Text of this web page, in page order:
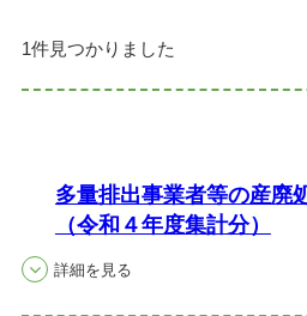
1件見つかりました
多量排出事業者等の産廃
（令和４年度集計分）